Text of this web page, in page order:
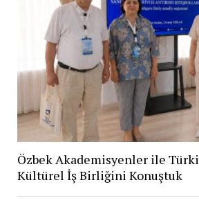
Özbek Akademisyenler ile
Kültürel İş Birliğini Konuştuk